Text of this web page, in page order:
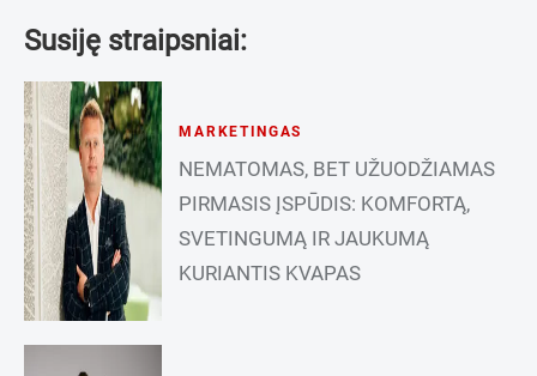
Susiję straipsniai:
MARKETINGAS
NEMATOMAS, BET UŽUODŽIAMAS
PIRMASIS ĮSPŪDIS: KOMFORTĄ,
SVETINGUMĄ IR JAUKUMĄ
KURIANTIS KVAPAS